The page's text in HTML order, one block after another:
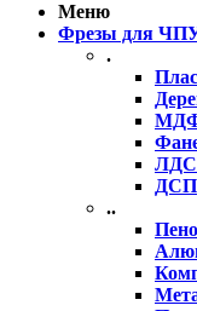
Меню
Фрезы для
.
ДСП
..